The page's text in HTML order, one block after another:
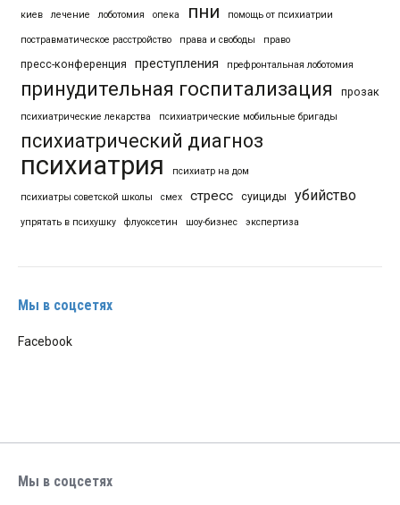
киев лечение лоботомия опека пни помощь от психиатрии
постравматическое расстройство права и свободы право
пресс-конференция преступления префронтальная лоботомия
принудительная госпитализация прозак
психиатрические лекарства психиатрические мобильные бригады
психиатрический диагноз
психиатрия психиатр на дом
психиатры советской школы смех стресс суициды убийство
упрятать в психушку флуоксетин шоу-бизнес экспертиза
Мы в соцсетях
Facebook
Мы в соцсетях